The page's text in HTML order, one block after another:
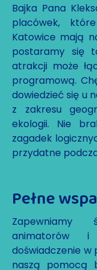
Bajka Pana
placówek,
Katowice mają
postaramy się
atrakcji może
programową.
dowiedzieć się u
z zakresu
ekologii. Nie
zagadek
przydatne
Pełne
Zapewniamy
animatorów
doświadczenie w
naszą pomocą